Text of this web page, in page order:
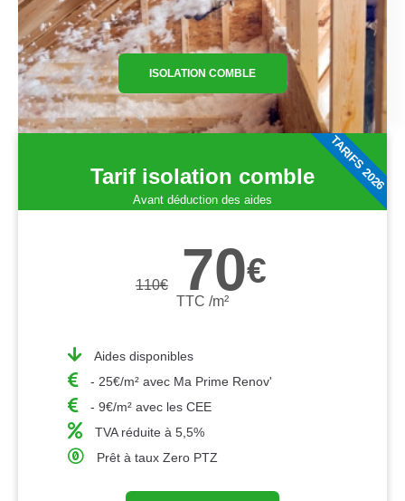
ISOLATION COMBLE
Tarif isolation comble
Avant déduction des aides
110€ 70€
TTC /m²
Aides disponibles
- 25€/m² avec Ma Prime Renov'
- 9€/m² avec les CEE
TVA réduite à 5,5%
Prêt à taux Zero PTZ
TARIFS 2026